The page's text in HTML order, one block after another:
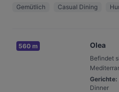
Gemütlich Casual Dining
560 m Olea
Befindet
Gerichte:
Dinner